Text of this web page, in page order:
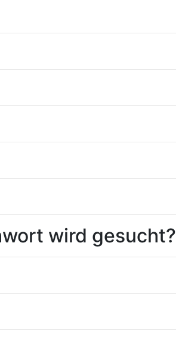
wird gesucht?